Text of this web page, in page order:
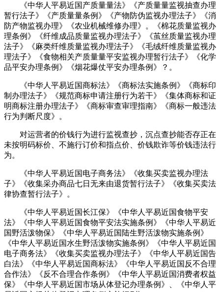
《中华人平易近国产质量量法》《产质量量监视抽查办理
暂行法子》《产质量量条例》《产物防伪监视办理法子》《消
防产物监视办理》《农业机械维修办理》。《棉花质量监视办
理条例》《纤维成品质量监视办理法子》《茧丝质量监视办理
法子》《麻类纤维质量监视办理法子》《毛绒纤维质量监视办
理法子》《食物相关产质量量平安监视办理暂行法子》《化学
品平安办理条例》《烟花爆仗平安办理条例》？。
《中华人平易近国商标法》《商标法实施条例》《商标印
制办理法子》《规范商标申请注册行为若干》《集体商标和证
明商标注册办理法子》《商标审查审理指南》《商标一般违法
行为判断尺度》。
对运营者的价钱行为进行监视查抄，沉点查抄能否存正在
未按明码标价、不施行订价和指点价、价钱欺诈等价钱违法行
为。
《中华人平易近国电子商务法》《收集买卖监视办理法
子》《收集采办商品七日无来由退货暂行法子》《收集买卖法
律协查暂行法子》。
《中华人平易近国长江保》《中华人平易近国食物平安
法》《中华人平易近国食物平安法实施条例》《中华人平易近
国野活泼物保》《中华人平易近国陆生野活泼物实施条例》
《中华人平易近国水生野活泼物实施条例》《中华人平易近国
电子商务法》《收集买卖监视办理法子》《中华人平易近国告
白法》《中华人平易近国商标法》《中华人平易近国反不合理
合作法》《反不合理合作条例》《中华人平易近国消费者权益
保》《中华人平易近国市场从体登记办理条例》、《中华人平